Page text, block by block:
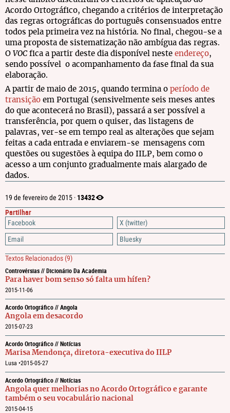
19 de fevereiro de 2015 · 13432
Partilhar
Facebook
X (twitter)
Email
Bluesky
Textos Relacionados (9)
Controvérsias // Dicionário Da Academia
Para haver bom senso só falta um hífen?
2015-11-06
Acordo Ortográfico // Angola
Angola em desacordo
2015-07-23
Acordo Ortográfico // Notícias
Marisa Mendonça, diretora-executiva do IILP
Lusa •2015-05-27
Acordo Ortográfico // Notícias
Angola quer melhorias no Acordo Ortográfico e garante
também o seu vocabulário nacional
2015-04-15
Acordo Ortográfico, chegando a critérios de interpretação
das regras ortográficas do português consensuados entre
todos pela primeira vez na história. No final, chegou-se a
uma proposta de sistematização não ambígua das regras.
O VOC fica a partir deste dia disponível neste endereço,
sendo possível o acompanhamento da fase final da sua
elaboração.
A partir de maio de 2015, quando termina o período de
transição em Portugal (sensivelmente seis meses antes
do que acontecerá no Brasil), passará a ser possível a
transferência, por quem o quiser, das listagens de
palavras, ver-se em tempo real as alterações que sejam
feitas a cada entrada e enviarem-se mensagens com
questões ou sugestões à equipa do IILP, bem como o
acesso a um conjunto gradualmente mais alargado de
dados.